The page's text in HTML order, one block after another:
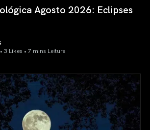
Agosto 2026: Eclipses
3 Likes • 7 mins Leitura